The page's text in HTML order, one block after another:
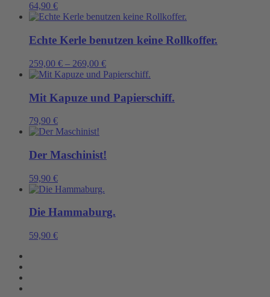
64,90 €
Echte Kerle benutzen keine Rollkoffer.
259,00 € – 269,00 €
Mit Kapuze und Papierschiff.
79,90 €
Der Maschinist!
59,90 €
Die Hammaburg.
59,90 €